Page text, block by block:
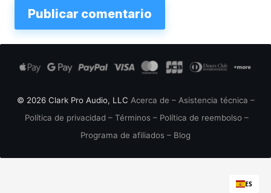
Publicar comentario
© 2026 Clark Pro Audio, LLC Acerca de – Asistencia técnica –
Política de privacidad – Términos – Política de reembolso –
Programa de afiliados – Blog
ES